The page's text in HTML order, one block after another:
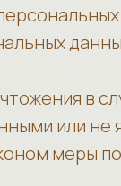
в
или не
меры